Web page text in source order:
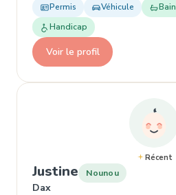
Permis Véhicule Bain
Handicap
Voir le profil
Récent
Justine, Nounou à Dax
Dax
Nounou